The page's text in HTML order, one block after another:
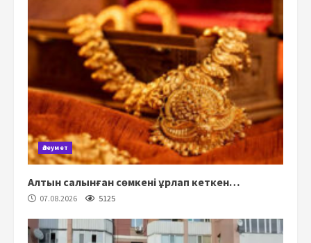
Әлеумет
Алтын салынған сөмкені ұрлап кеткен…
07.08.2026 5125